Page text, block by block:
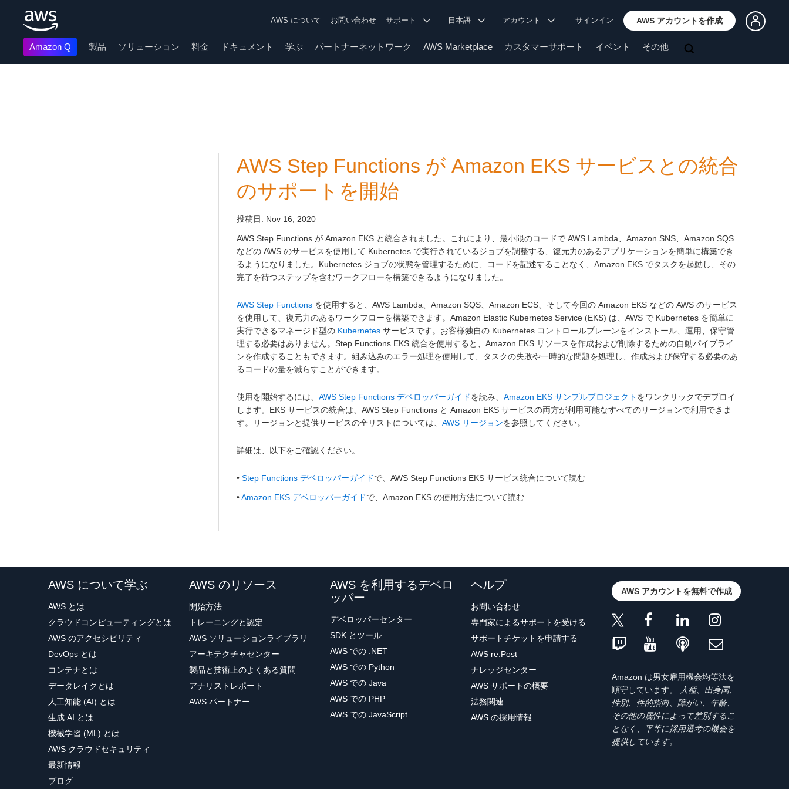
AWS について お問い合わせ サポート 日本語 アカウント サインイン AWS アカウントを作成
Amazon Q 製品 ソリューション 料金 ドキュメント 学ぶ パートナーネットワーク AWS Marketplace カスタマーサポート イベント その他
AWS Step Functions が Amazon EKS サービスとの統合
のサポートを開始
投稿日: Nov 16, 2020
AWS Step Functions が Amazon EKS と統合されました。これにより、最小限のコードで AWS Lambda、Amazon SNS、Amazon SQS
などの AWS のサービスを使用して Kubernetes で実行されているジョブを調整する、復元力のあるアプリケーションを簡単に構築でき
るようになりました。Kubernetes ジョブの状態を管理するために、コードを記述することなく、Amazon EKS でタスクを起動し、その
完了を待つステップを含むワークフローを構築できるようになりました。
AWS Step Functions を使用すると、AWS Lambda、Amazon SQS、Amazon ECS、そして今回の Amazon EKS などの AWS のサービス
を使用して、復元力のあるワークフローを構築できます。Amazon Elastic Kubernetes Service (EKS) は、AWS で Kubernetes を簡単に
実行できるマネージド型の Kubernetes サービスです。お客様独自の Kubernetes コントロールプレーンをインストール、運用、保守管
理する必要はありません。Step Functions EKS 統合を使用すると、Amazon EKS リソースを作成および削除するための自動パイプライ
ンを作成することもできます。組み込みのエラー処理を使用して、タスクの失敗や一時的な問題を処理し、作成および保守する必要のあ
るコードの量を減らすことができます。
使用を開始するには、 AWS Step Functions デベロッパーガイドを読み、 Amazon EKS サンプルプロジェクト をワンクリックでデプロイ
します。EKS サービスの統合は、AWS Step Functions と Amazon EKS サービスの両方が利用可能なすべてのリージョンで利用できま
す。リージョンと提供サービスの全リストについては、 AWS リージョンを参照してください。
詳細は、以下をご確認ください。
• Step Functions デベロッパーガイドで、AWS Step Functions EKS サービス統合について読む
•Amazon EKS デベロッパーガイドで、Amazon EKS の使用方法について読む
AWS について学ぶ
AWS とは
クラウドコンピューティングとは
AWS のアクセシビリティ
DevOps とは
コンテナとは
データレイクとは
人工知能 (AI) とは
生成 AI とは
機械学習 (ML) とは
AWS クラウドセキュリティ
最新情報
ブログ
AWS のリソース
開始方法
トレーニングと認定
AWS ソリューションライブラリ
アーキテクチャセンター
製品と技術上のよくある質問
アナリストレポート
AWS パートナー
AWS を利用するデベロ
ッパー
デベロッパーセンター
SDK とツール
AWS での .NET
AWS での Python
AWS での Java
AWS での PHP
AWS での JavaScript
ヘルプ
お問い合わせ
専門家によるサポートを受ける
サポートチケットを申請する
AWS re:Post
ナレッジセンター
AWS サポートの概要
法務関連
AWS の採用情報
AWS アカウントを無料で作成
Amazon は男女雇用機会均等法を
順守しています。
人種、出身国、
性別、性的指向、障がい、年齢、
その他の属性によって差別するこ
となく、平等に採用選考の機会を
提供しています。